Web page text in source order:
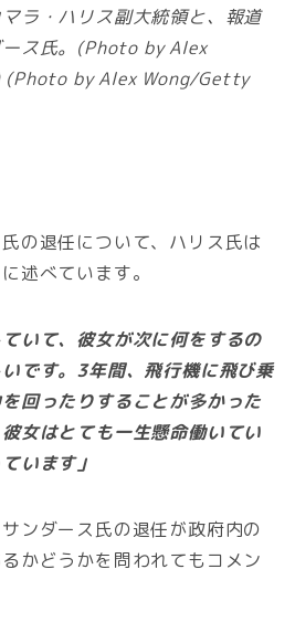
ラ・ハリス副大統領と、報道
ース氏。(Photo by Alex
(Photo by Alex Wong/Getty
の退任について、ハリス氏は
述べています。
いて、彼女が次に何をするの
です。3年間、飛行機に飛び乗
回ったりすることが多かった
女はとても一生懸命働いてい
います」
ンダース氏の退任が政府内の
かどうかを問われてもコメン